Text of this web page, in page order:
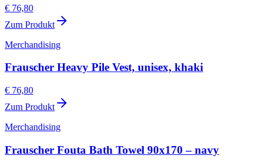
€ 76,80
Zum Produkt
Merchandising
Frauscher Heavy Pile Vest, unisex, khaki
€ 76,80
Zum Produkt
Merchandising
Frauscher Fouta Bath Towel 90x170 – navy